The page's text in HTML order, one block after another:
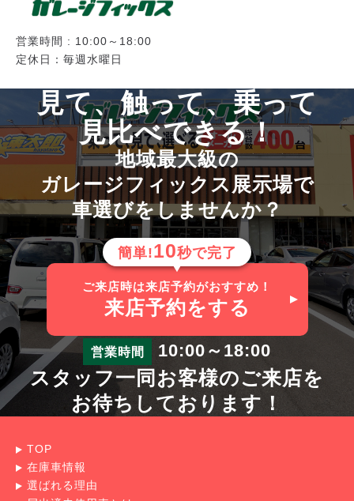
営業時間 : 10:00～18:00
定休日：毎週水曜日
見て、触って、乗って
見比べできる！
地域最大級の
ガレージフィックス展示場で
車選びをしませんか？
簡単!10秒で完了
ご来店時は来店予約がおすすめ！
来店予約をする
営業時間 10:00～18:00
スタッフ一同お客様のご来店を
お待ちしております！
TOP
在庫車情報
選ばれる理由